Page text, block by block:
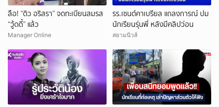
ลือ! “ดิว อริสรา” จดทะเบียนสมรส
“วู้ดดี้” แล้ว
Manager Online
รร.เซนต์คาเบรียล แถลงการณ์ ปม
นักเรียนรุ่นพี่ หลังมีคลิปว่อน
สยามนิวส์